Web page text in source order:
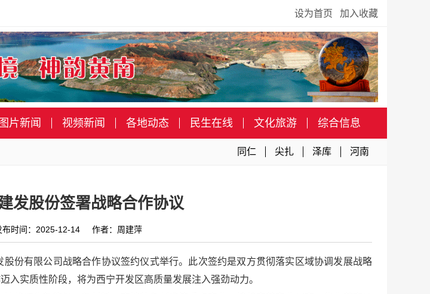
设为首页 加入收藏
图片新闻 视频新闻 各地动态 民生在线 文化旅游 综合信息
同仁 尖扎 泽库 河南
发股份签署战略合作协议
时间：2025-12-14 作者：周建萍
份有限公司战略合作协议签约仪式举行。此次签约是双方贯彻落实区域协调发展战略
实质性阶段，将为西宁开发区高质量发展注入强劲动力。